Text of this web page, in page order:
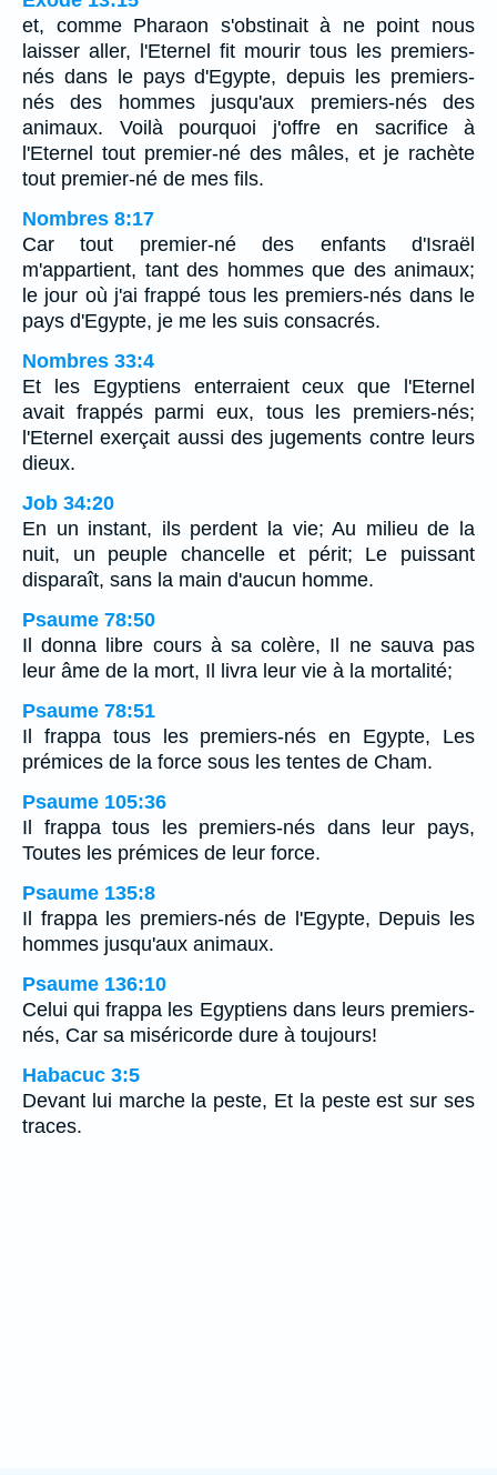
et, comme Pharaon s'obstinait à ne point nous
laisser aller, l'Eternel fit mourir tous les premiers-
nés dans le pays d'Egypte, depuis les premiers-
nés des hommes jusqu'aux premiers-nés des
animaux. Voilà pourquoi j'offre en sacrifice à
l'Eternel tout premier-né des mâles, et je rachète
tout premier-né de mes fils.
Nombres 8:17
Car tout premier-né des enfants d'Israël
m'appartient, tant des hommes que des animaux;
le jour où j'ai frappé tous les premiers-nés dans le
pays d'Egypte, je me les suis consacrés.
Nombres 33:4
Et les Egyptiens enterraient ceux que l'Eternel
avait frappés parmi eux, tous les premiers-nés;
l'Eternel exerçait aussi des jugements contre leurs
dieux.
Job 34:20
En un instant, ils perdent la vie; Au milieu de la
nuit, un peuple chancelle et périt; Le puissant
disparaît, sans la main d'aucun homme.
Psaume 78:50
Il donna libre cours à sa colère, Il ne sauva pas
leur âme de la mort, Il livra leur vie à la mortalité;
Psaume 78:51
Il frappa tous les premiers-nés en Egypte, Les
prémices de la force sous les tentes de Cham.
Psaume 105:36
Il frappa tous les premiers-nés dans leur pays,
Toutes les prémices de leur force.
Psaume 135:8
Il frappa les premiers-nés de l'Egypte, Depuis les
hommes jusqu'aux animaux.
Psaume 136:10
Celui qui frappa les Egyptiens dans leurs premiers-
nés, Car sa miséricorde dure à toujours!
Habacuc 3:5
Devant lui marche la peste, Et la peste est sur ses
traces.